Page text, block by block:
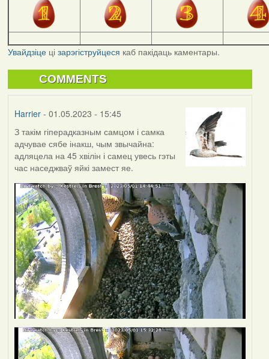
Увайдзіцеці зарэгіструйцеся каб пакідаць каментары.
COMMENTS
Harrier- 01.05.2023 - 15:45
З такім гіперадказным самцом і самка
адчувае сябе інакш, чым звычайна:
адляцела на 45 хвілін і самец увесь гэты
час наседжваў яйкі замест яе.